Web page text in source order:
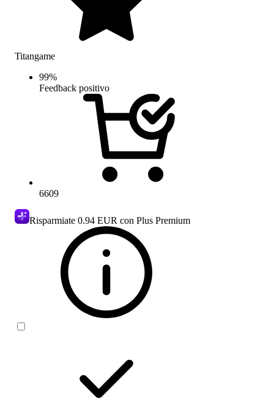
Titangame
99%
Feedback positivo
6609
Risparmiate 0.94 EUR con Plus Premium